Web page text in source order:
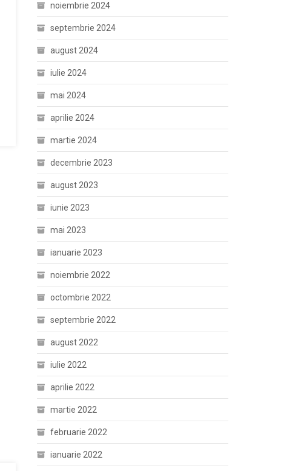
noiembrie 2024
septembrie 2024
august 2024
iulie 2024
mai 2024
aprilie 2024
martie 2024
decembrie 2023
august 2023
iunie 2023
mai 2023
ianuarie 2023
noiembrie 2022
octombrie 2022
septembrie 2022
august 2022
iulie 2022
aprilie 2022
martie 2022
februarie 2022
ianuarie 2022